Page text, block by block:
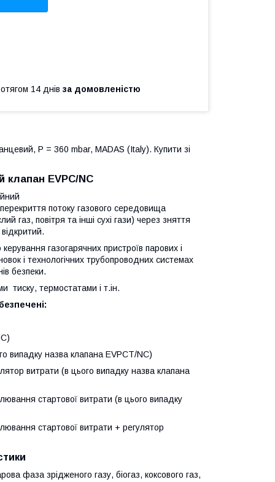
14 днів за домовленістю
P = 360 mbar, MADAS (Italy). Купити зі
клапан EVPC/NC
потоку газового середовища
газ, повітря та інші сухі гази) через зняття
газогарячних пристроїв парових і
і технологічних трубопроводних системах
і органів безпеки.
тиску, термостатами і т.ін.
випадку назва клапана EVPCT/NC)
витрати (в цього випадку назва клапана
стартової витрати (в цього випадку
стартової витрати + регулятор
фаза зрідженого газу, біогаз, коксового газ,